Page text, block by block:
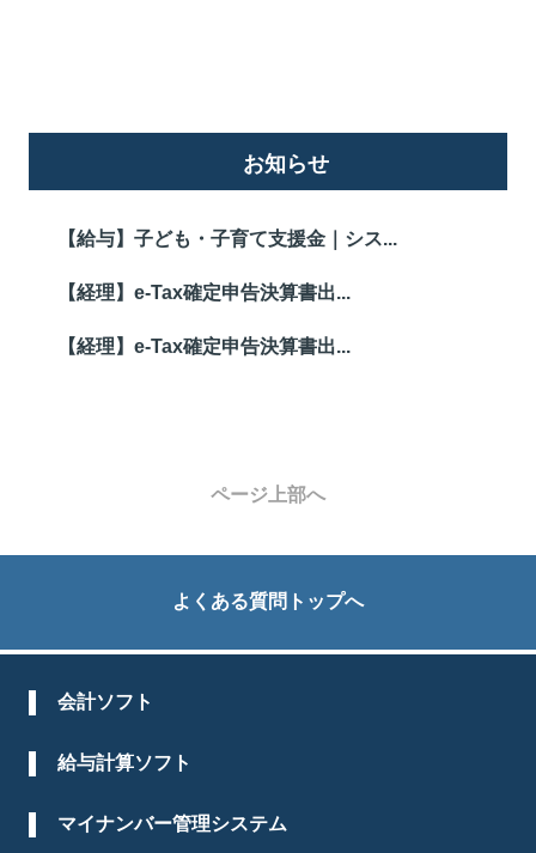
お知らせ
【給与】子ども・子育て支援金｜シス...
【経理】e-Tax確定申告決算書出...
【経理】e-Tax確定申告決算書出...
ページ上部へ
よくある質問トップへ
会計ソフト
給与計算ソフト
マイナンバー管理システム